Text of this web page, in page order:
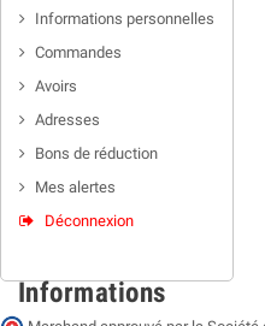
Informations personnelles
Commandes
Avoirs
Adresses
Bons de réduction
Mes alertes
Déconnexion
Informations